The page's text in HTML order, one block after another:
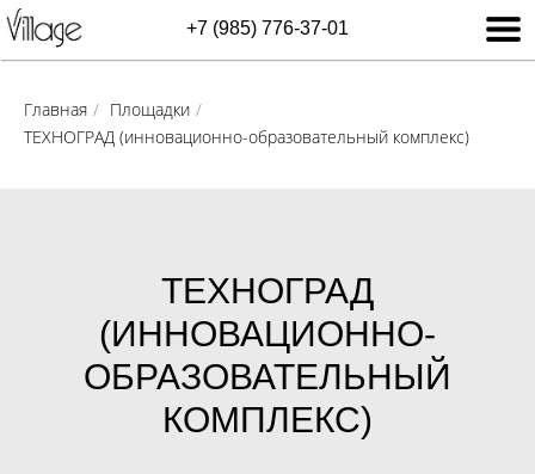
+7 (985) 776-37-01
Главная / Площадки /
ТЕХНОГРАД (инновационно-образовательный комплекс)
ТЕХНОГРАД
(ИННОВАЦИОННО-
ОБРАЗОВАТЕЛЬНЫЙ
КОМПЛЕКС)